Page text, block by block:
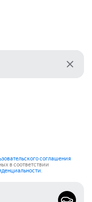
соглашения
в соответствии
.